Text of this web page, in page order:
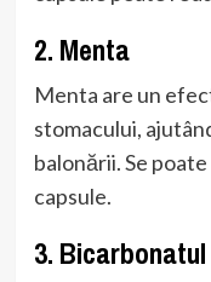
2. Menta
Menta are un
stomacului,
balonării. Se
capsule.
3.